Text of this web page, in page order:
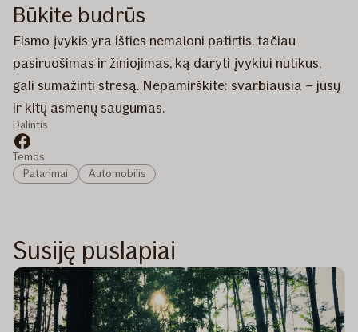
Būkite budrūs
Eismo įvykis yra išties nemaloni patirtis, tačiau
pasiruošimas ir žiniojimas, ką daryti įvykiui nutikus,
gali sumažinti stresą. Nepamirškite: svarbiausia – jūsų
ir kitų asmenų saugumas.
Dalintis
Temos
Patarimai
Automobilis
Susiję puslapiai